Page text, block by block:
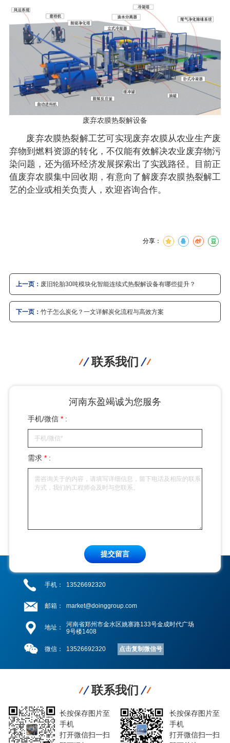
废弃农膜热裂解设备
废弃农膜热裂解工艺可实现废弃农膜从农业生产废
弃物到燃料资源的转化，不仅能有效解决农业废弃物污
染问题，还为循环经济发展探索出了实践路径。目前正
值废弃农膜集中回收期，有意向了解废弃农膜热裂解工
艺的企业或相关负责人，欢迎咨询合作。
分享：
上一页： 废旧轮胎30吨模块化智能连续式热裂解设备有哪些提升？
下一页： 竹子怎么炭化？一文详解炭化流程与高效方案
联系我们
河南东盈竭诚为您服务
手机/微信* :
需求* :
提交留言
手机： 13526692320
邮箱： market@doinggroup.com
地址：
河南省郑州市金水区姚寨路133号金成时代广场
9号楼1408
微信： 13526692320 点击复制微信号
联系我们
长按保存图片至
手机
打开微信扫一扫
长按保存图片至
手机
打开微信扫一扫